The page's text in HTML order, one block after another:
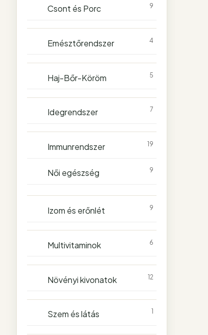
Csont és Porc 9
Emésztőrendszer 4
Haj-Bőr-Köröm 5
Idegrendszer 7
Immunrendszer 19
Női egészség 9
Izom és erőnlét 9
Multivitaminok 6
Növényi kivonatok 12
Szem és látás 1